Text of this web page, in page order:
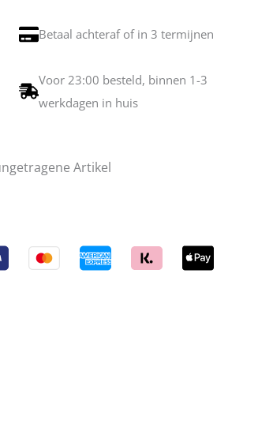
Betaal achteraf of in 3 termijnen
Voor 23:00 besteld, binnen 1-3
werkdagen in huis
Artikel